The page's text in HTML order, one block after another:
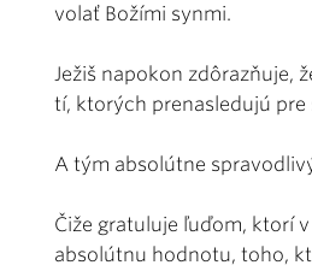
volať Božími synmi.
Ježiš napokon zdôrazňuje,
tí, ktorých prenasledujú pre
A tým absolútne
Čiže gratuluje ľuďom, ktorí
absolútnu hodnotu, toho,